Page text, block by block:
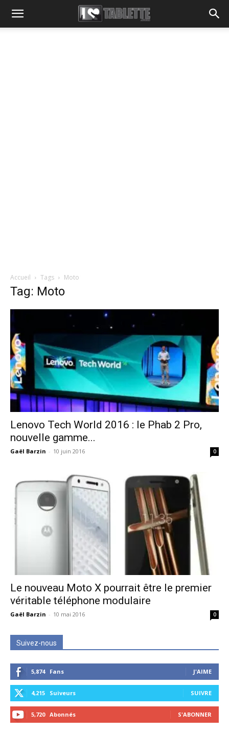
Accueil Tags Moto
Tag: Moto
Lenovo Tech World 2016 : le Phab 2 Pro,
nouvelle gamme...
Gaël Barzin - 10 juin 2016 0
Le nouveau Moto X pourrait être le premier
véritable téléphone modulaire
Gaël Barzin - 10 mai 2016 0
Suivez-nous
5,874 Fans J'AIME
4,215 Suiveurs SUIVRE
5,720 Abonnés S'ABONNER